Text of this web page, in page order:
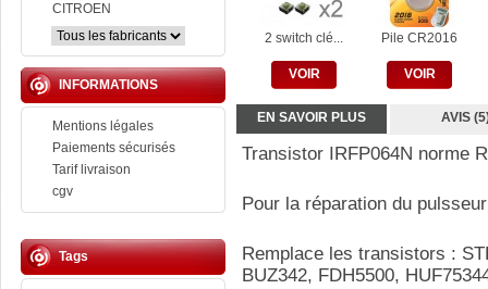
CITROEN
INFORMATIONS
Mentions légales
Paiements sécurisés
Tarif livraison
cgv
Tags
2 switch clé...
VOIR
Pile CR2016
VOIR
EN SAVOIR PLUS AVIS
Transistor IRFP064N norme
Pour la réparation du
Remplace les transistors :
BUZ342, FDH5500 ,